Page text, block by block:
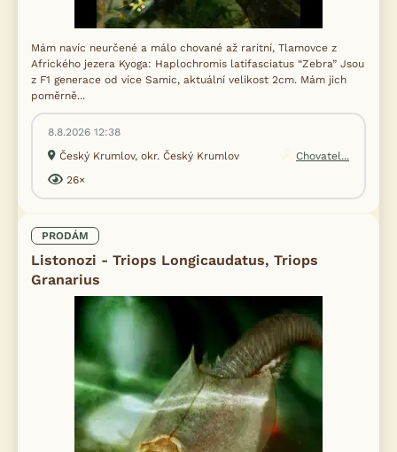
Mám navíc neurčené a málo chované až raritní, Tlamovce z
Afrického jezera Kyoga: Haplochromis latifasciatus “Zebra” Jsou
z F1 generace od více Samic, aktuální velikost 2cm. Mám jich
poměrně...
8.8.2026 12:38
Český Krumlov, okr. Český Krumlov
Chovatel...
26×
PRODÁM
Listonozi - Triops Longicaudatus, Triops
Granarius